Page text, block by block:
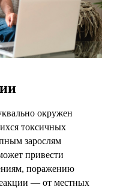
окружен
токсичных
зарослям
привести
поражению
— от местных